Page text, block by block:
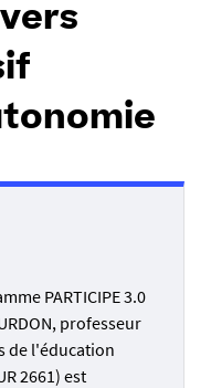
PARTICIPE 3.0
professeur
de l'éducation
2661) est